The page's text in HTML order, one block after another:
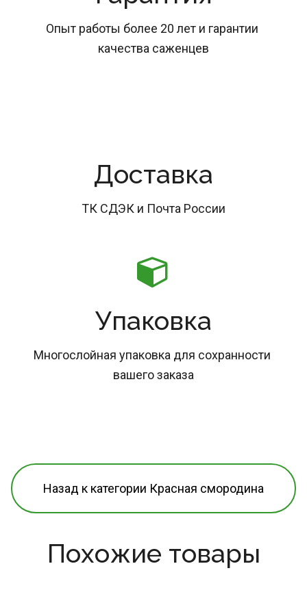
Опыт работы более 20 лет и гарантии
качества саженцев
Доставка
ТК СДЭК и Почта России
Упаковка
Многослойная упаковка для сохранности
вашего заказа
Назад к категории Красная смородина
Похожие товары